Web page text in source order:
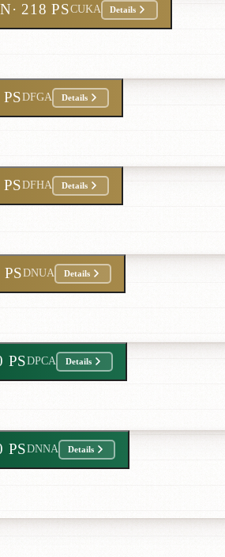
· 218 PSCUKA Details
DFGA Details
DFHA Details
PSDNUA Details
PSDPCA Details
PSDNNA Details